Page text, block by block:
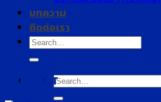
บทความ
ติดต่อเรา
Search
for:
Search
for:
PRODUCT